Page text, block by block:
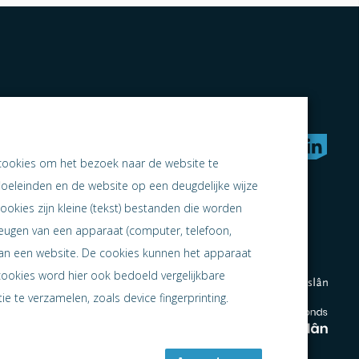
naar samen ondernemen
om het bezoek naar de website te
en de website op een deugdelijke wijze
zijn kleine (tekst) bestanden die worden
van een apparaat (computer, telefoon,
een website. De cookies kunnen het apparaat
word hier ook bedoeld vergelijkbare
te verzamelen, zoals device fingerprinting.